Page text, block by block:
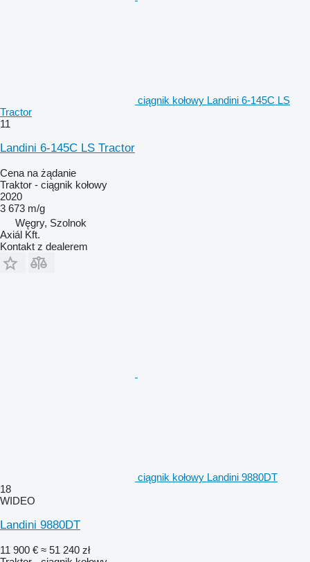
ciągnik kołowy Landini 6-145C LS
Tractor
11
Landini 6-145C LS Tractor
Cena na żądanie
Traktor - ciągnik kołowy
2020
3 673 m/g
Węgry, Szolnok
Axiál Kft.
Kontakt z dealerem
ciągnik kołowy Landini 9880DT
18
WIDEO
Landini 9880DT
11 900 € ≈ 51 240 zł